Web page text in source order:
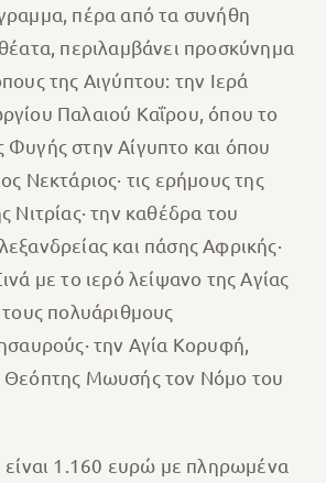
πέρα από τα συνήθη
περιλαμβάνει προσκύνημα
της Αιγύπτου: την Ιερά
Παλαιού Καΐρου, όπου το
Φυγής στην Αίγυπτο και όπου
Νεκτάριος· τις ερήμους της
Νιτρίας· την καθέδρα του
και πάσης Αφρικής·
με το ιερό λείψανο της Αγίας
τους πολυάριθμους
την Αγία Κορυφή,
Θεόπτης Μωυσής τον Νόμο του
είναι 1.160 ευρώ με πληρωμένα